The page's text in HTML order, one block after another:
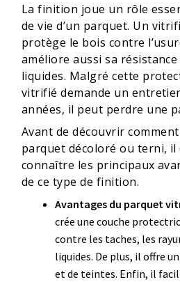
La finition joue un rôle
de vie d’un parquet. Un
protège le bois contre
améliore aussi sa
liquides. Malgré cette
vitrifié demande un
années, il peut perdre une
Avant de découvrir
parquet décoloré ou terni, il
connaître les principaux
de ce type de finition.
Avantages du parquet
crée une couche
contre les taches, les
liquides. De plus, il offre
et de teintes. Enfin, il